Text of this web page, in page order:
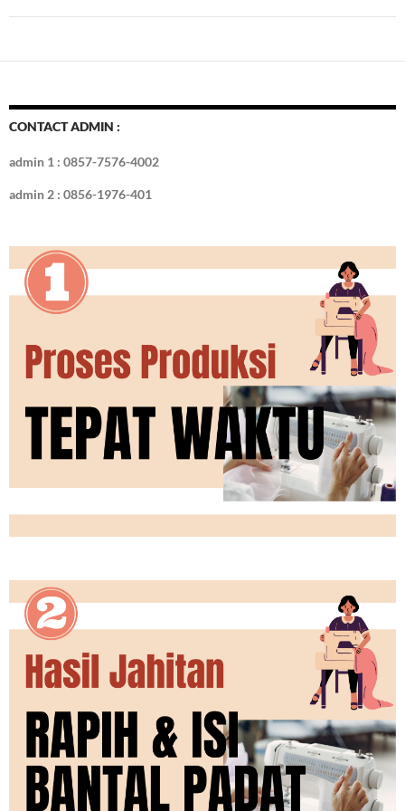
CONTACT ADMIN :
admin 1 : 0857-7576-4002
admin 2 : 0856-1976-401